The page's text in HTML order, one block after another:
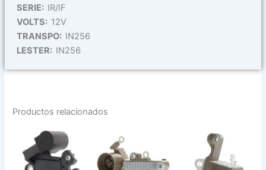
SERIE: IR/IF
VOLTS: 12V
TRANSPO: IN256
LESTER: IN256
Productos relacionados